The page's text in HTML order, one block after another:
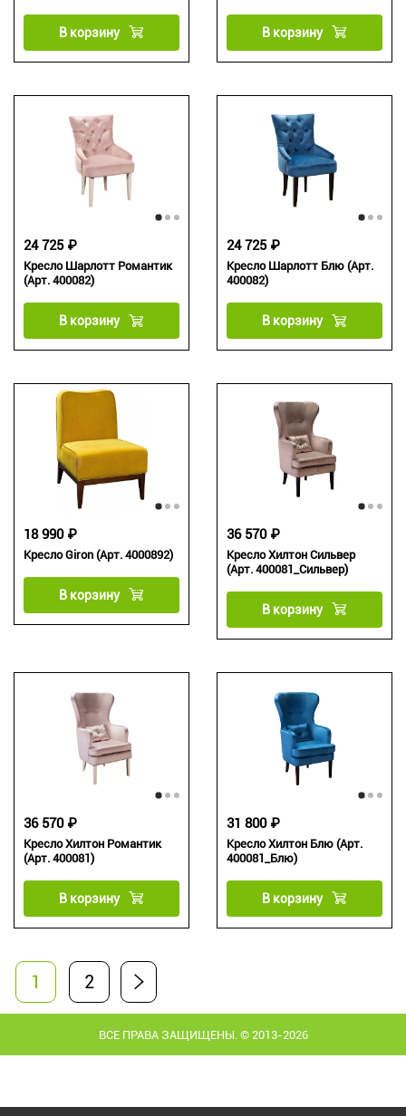
В корзину В корзину
Кресло Шарлотт Романтик
(Арт. 400082)
24 725 ₽
В корзину
Кресло Шарлотт Блю (Арт.
400082)
24 725 ₽
В корзину
Кресло Giron (Арт. 4000892)
18 990 ₽
В корзину
Кресло Хилтон Сильвер
(Арт. 400081_Сильвер)
36 570 ₽
В корзину
Кресло Хилтон Романтик
(Арт. 400081)
36 570 ₽
В корзину
Кресло Хилтон Блю (Арт.
400081_Блю)
31 800 ₽
В корзину
1 2
ВСЕ ПРАВА ЗАЩИЩЕНЫ. © 2013-2026